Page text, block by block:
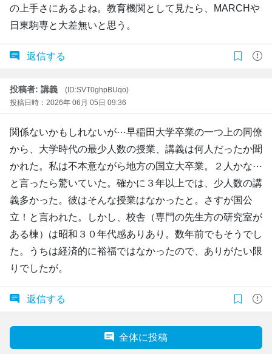
の上手さにあるよね。教育機関として見たら、MARCHや
日東駒専と大差無いと思う。
返信する
投稿者: 講義
(ID:SVT0ghpBUqo)
投稿日時：2026年 06月 05日 09:36
関係ないかもしれないが⋯早稲田大学卒業の一つ上の同僚
から、大学時代の最少人数の授業、講義は何人だったか聞
かれた。私は不本意ながら地方の国立大卒業。２人かな⋯
と言ったら驚いていた。確かに３年以上では、少人数の講
義多かった。彼はそんな授業はなかったと。さすが国公
立！と言われた。しかし、校舎（専門の先生方の研究室が
ある棟）は昭和３０年代感ありあり。数年前でもそうでし
た。うちは経済的に裕福ではなかったので、ありがたい限
りでしたが。
返信する
全体に投稿